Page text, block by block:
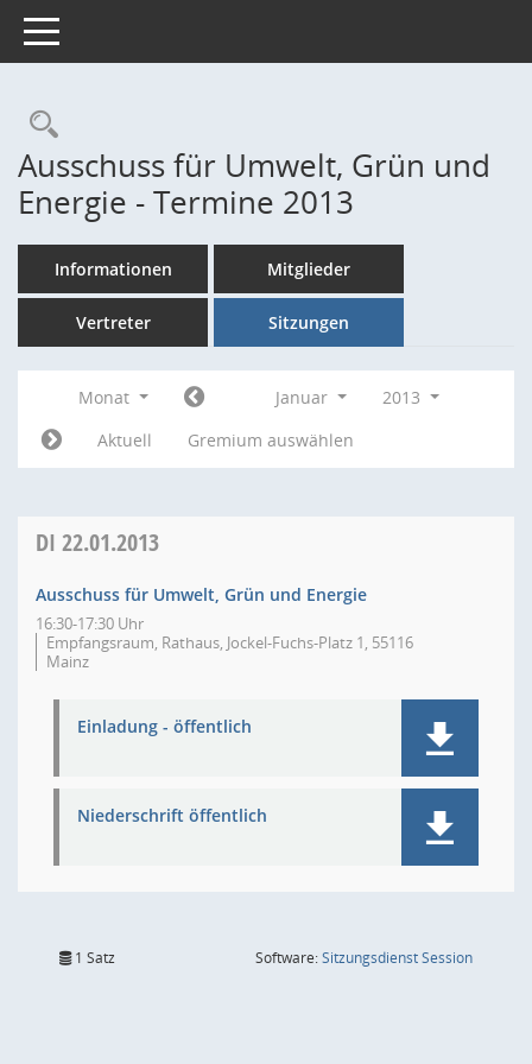
Toggle navigation
Rechercheauswahl
Ausschuss für Umwelt, Grün und
Energie - Termine 2013
Informationen Mitglieder
Vertreter Sitzungen
Monat Januar
2013
Aktuell
Gremium auswählen
DI 22.01.2013
Ausschuss für Umwelt, Grün und Energie
16:30-17:30 Uhr
Empfangsraum, Rathaus, Jockel-Fuchs-Platz 1, 55116
Mainz
Einladung - öffentlich
Niederschrift öffentlich
1 Satz Software:SitzungsdienstSession(Wird in